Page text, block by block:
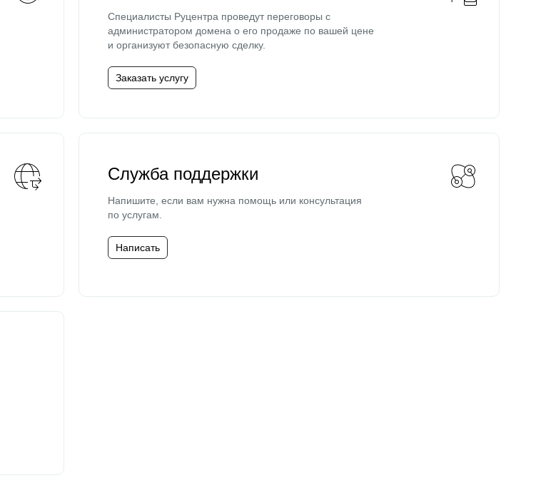
Специалисты Руцентра проведут переговоры с
администратором домена о его продаже по вашей цене
и организуют безопасную сделку.
Заказать услугу
Служба поддержки
Напишите, если вам нужна помощь или консультация
по услугам.
Написать